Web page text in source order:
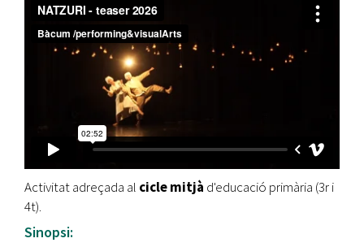
Activitat adreçada al cicle mitjà d'educació primària (3r i
4t).
Sinopsi: